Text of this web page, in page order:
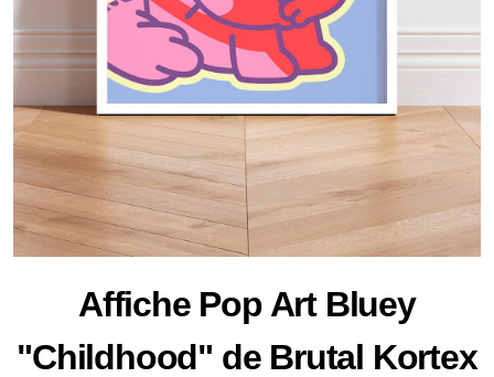
Affiche Pop Art Bluey
"Childhood" de Brutal Kortex